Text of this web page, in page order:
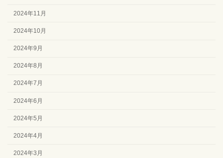
2024年11月
2024年10月
2024年9月
2024年8月
2024年7月
2024年6月
2024年5月
2024年4月
2024年3月